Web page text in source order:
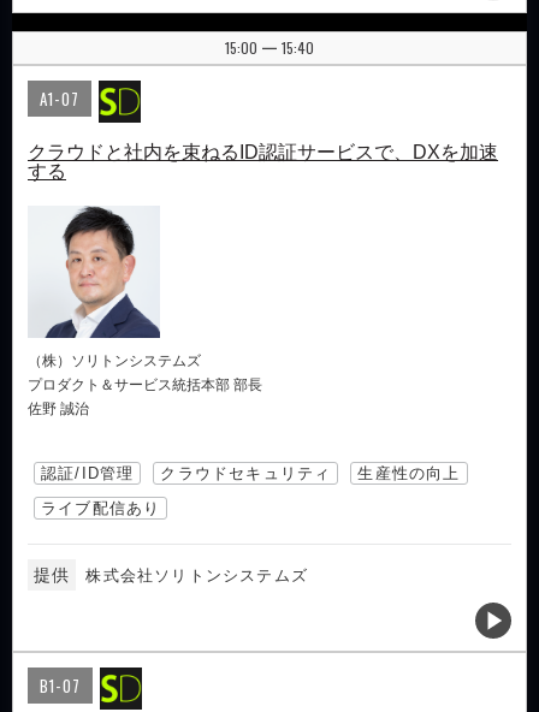
15:00 | 15:40
A1-07
クラウドと社内を束ねるID認証サービスで、DXを加速
する
（株）ソリトンシステムズ
プロダクト＆サービス統括本部 部長
佐野 誠治
認証/ID管理 クラウドセキュリティ
生産性の向上
ライブ配信あり
提供 株式会社ソリトンシステムズ
B1-07